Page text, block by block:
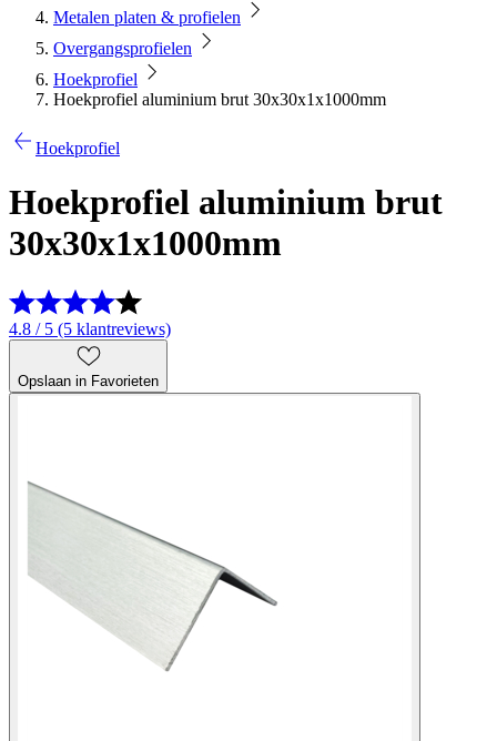
Metalen platen & profielen
Overgangsprofielen
Hoekprofiel
Hoekprofiel aluminium brut 30x30x1x1000mm
Hoekprofiel
Hoekprofiel aluminium brut
30x30x1x1000mm
4.8 / 5 (5 klantreviews)
Opslaan in Favorieten